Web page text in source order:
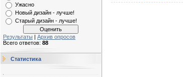
Ужасно
Новый дизайн - лучше!
Старый дизайн - лучше!
Результаты | Архив опросов
Всего ответов: 88
Статистика